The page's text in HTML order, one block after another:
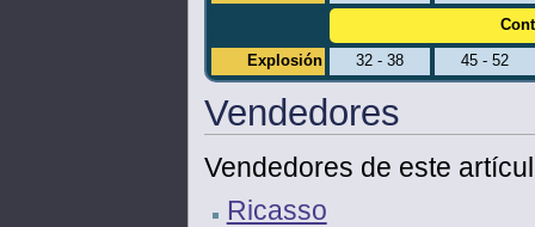
Explosión 32 - 38 45 - 52
Vendedores
Vendedores de este
Ricasso